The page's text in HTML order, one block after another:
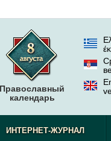
Православный
календарь
ИНТЕРНЕТ-ЖУРНАЛ